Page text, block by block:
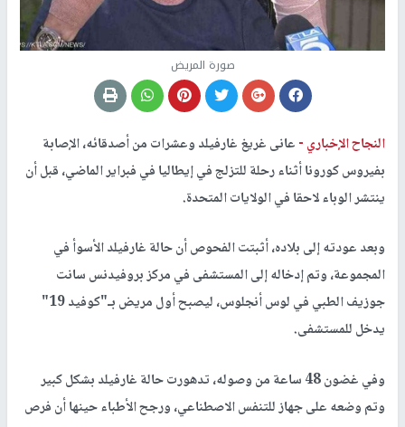
صورة المريض
النجاح الإخباري -عانى غريغ غارفيلد وعشرات من أصدقائه، الإصابة
بفيروس كورونا أثناء رحلة للتزلج في إيطاليا في فبراير الماضي، قبل أن
ينتشر الوباء لاحقا في الولايات المتحدة.
وبعد عودته إلى بلاده، أثبتت الفحوص أن حالة غارفيلد الأسوأ في
المجموعة، وتم إدخاله إلى المستشفى في مركز بروفيدنس سانت
جوزيف الطبي في لوس أنجلوس، ليصبح أول مريض بـ"كوفيد 19"
يدخل للمستشفى.
وفي غضون 48 ساعة من وصوله، تدهورت حالة غارفيلد بشكل كبير
وتم وضعه على جهاز للتنفس الاصطناعي، ورجح الأطباء حينها أن فرص